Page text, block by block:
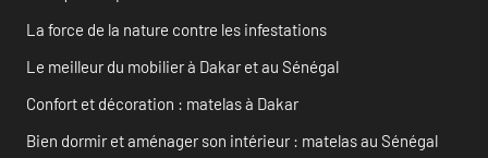
La force de la nature contre les infestations
Le meilleur du mobilier à Dakar et au Sénégal
Confort et décoration : matelas à Dakar
Bien dormir et aménager son intérieur : matelas au Sénégal